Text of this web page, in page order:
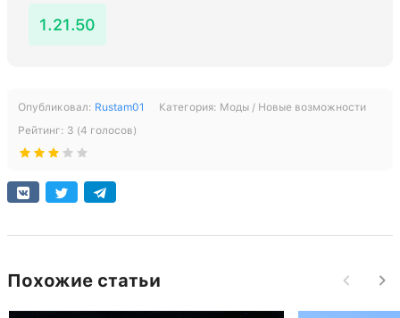
1.21.50
Опубликовал: Rustam01 Категория: Моды / Новые возможности
Рейтинг: 3 (4 голосов)
Похожие статьи